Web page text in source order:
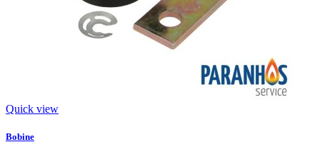
Quick view
Bobine